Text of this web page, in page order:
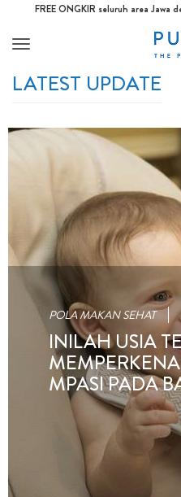
FREE ONGKIR seluruh area
Toggle
LATEST UPDATE
POLA MAKAN SEHAT
INILAH USIA
MPASI PADA